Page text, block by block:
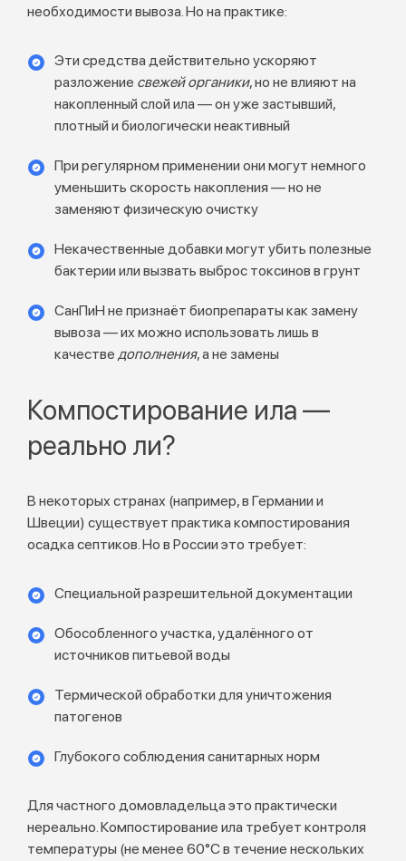
необходимости вывоза. Но на практике:
Эти средства действительно ускоряют
разложение свежей органики, но не влияют на
накопленный слой ила — он уже застывший,
плотный и биологически неактивный
При регулярном применении они могут немного
уменьшить скорость накопления — но не
заменяют физическую очистку
Некачественные добавки могут убить полезные
бактерии или вызвать выброс токсинов в грунт
СанПиН не признаёт биопрепараты как замену
вывоза — их можно использовать лишь в
качестве дополнения, а не замены
Компостирование ила —
реально ли?
В некоторых странах (например, в Германии и
Швеции) существует практика компостирования
осадка септиков. Но в России это требует:
Специальной разрешительной документации
Обособленного участка, удалённого от
источников питьевой воды
Термической обработки для уничтожения
патогенов
Глубокого соблюдения санитарных норм
Для частного домовладельца это практически
нереально. Компостирование ила требует контроля
температуры (не менее 60°C в течение нескольких